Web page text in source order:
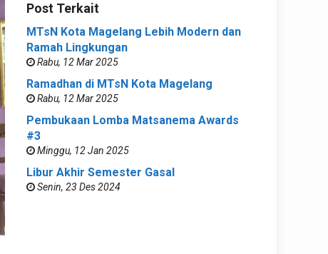
Post Terkait
MTsN Kota Magelang Lebih Modern dan
Ramah Lingkungan
Rabu, 12 Mar 2025
Ramadhan di MTsN Kota Magelang
Rabu, 12 Mar 2025
Pembukaan Lomba Matsanema Awards
#3
Minggu, 12 Jan 2025
Libur Akhir Semester Gasal
Senin, 23 Des 2024